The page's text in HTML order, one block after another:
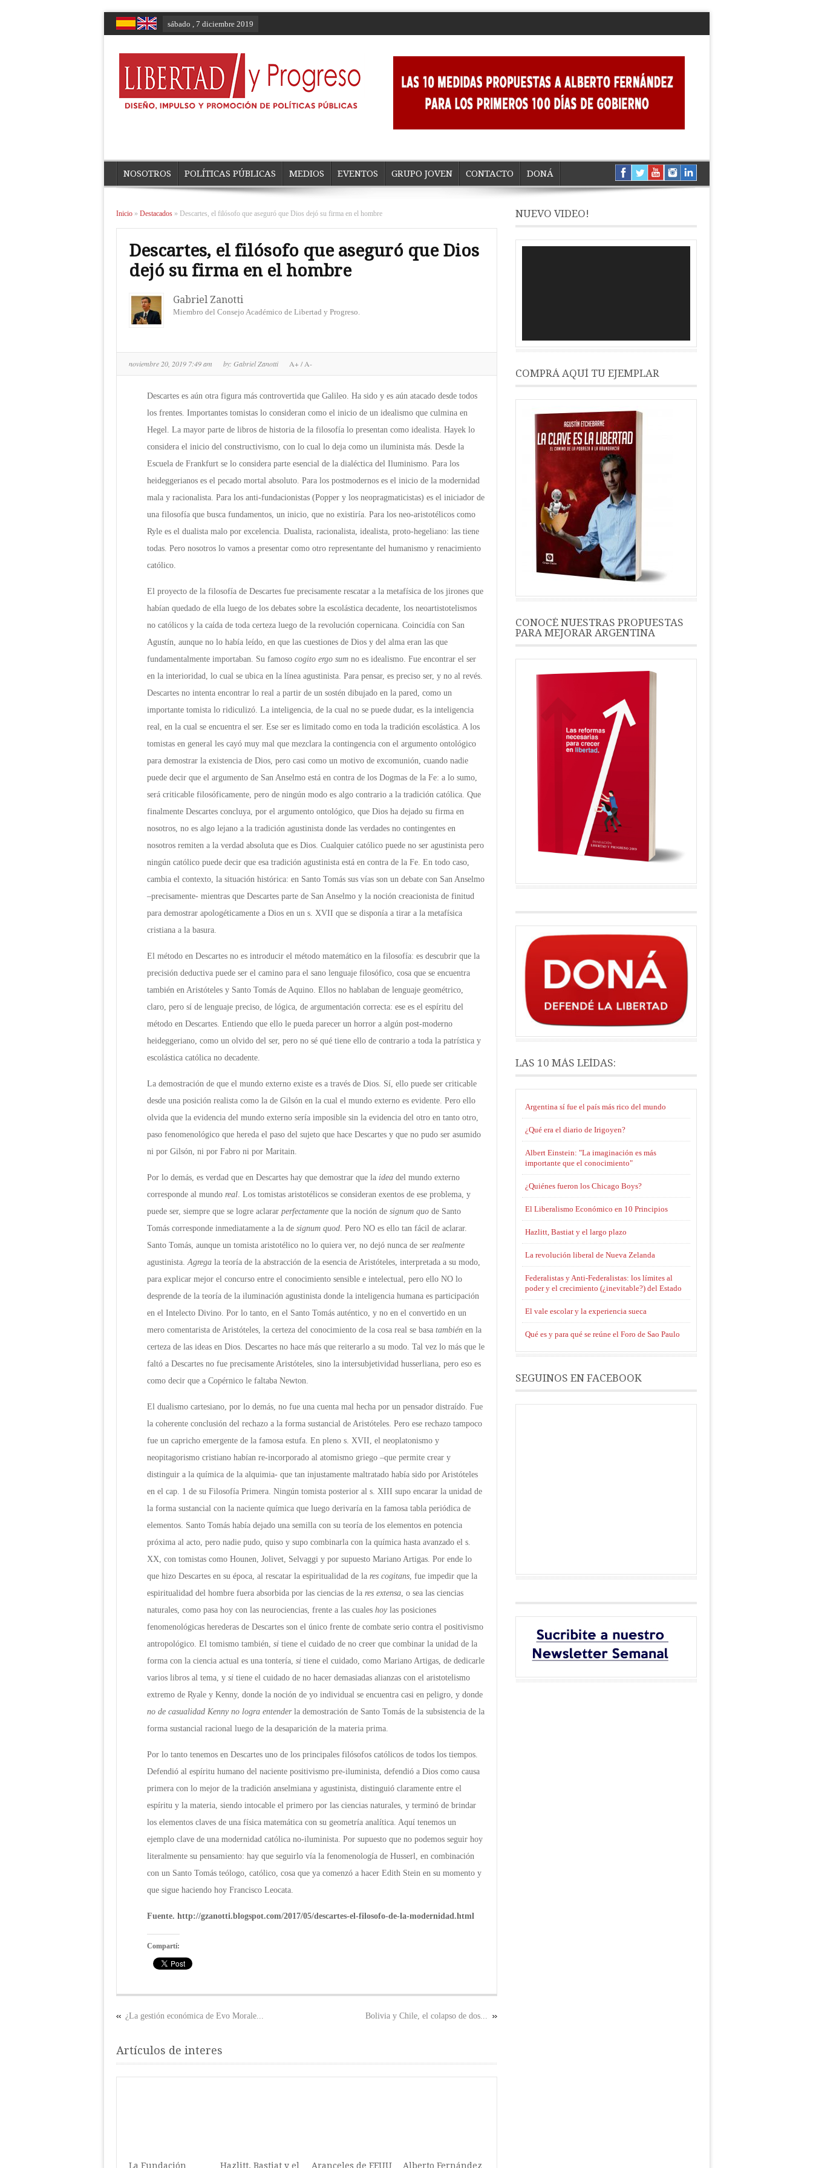
sábado , 7 diciembre 2019
NOSOTROS POLÍTICAS PÚBLICAS MEDIOS EVENTOS GRUPO JOVEN CONTACTO DONÁ
Inicio » Destacados » Descartes, el filósofo que aseguró que Dios dejó su firma en el hombre
Descartes, el filósofo que aseguró que Dios
dejó su firma en el hombre
Gabriel Zanotti
Miembro del Consejo Académico de Libertad y Progreso.
noviembre 20, 2019 7:49 am by: Gabriel Zanotti A+/A-
Descartes es aún otra figura más controvertida que Galileo. Ha sido y es aún atacado desde todos
los frentes. Importantes tomistas lo consideran como el inicio de un idealismo que culmina en
Hegel. La mayor parte de libros de historia de la filosofía lo presentan como idealista. Hayek lo
considera el inicio del constructivismo, con lo cual lo deja como un iluminista más. Desde la
Escuela de Frankfurt se lo considera parte esencial de la dialéctica del Iluminismo. Para los
heideggerianos es el pecado mortal absoluto. Para los postmodernos es el inicio de la modernidad
mala y racionalista. Para los anti-fundacionistas (Popper y los neopragmaticistas) es el iniciador de
una filosofía que busca fundamentos, un inicio, que no existiría. Para los neo-aristotélicos como
Ryle es el dualista malo por excelencia. Dualista, racionalista, idealista, proto-hegeliano: las tiene
todas. Pero nosotros lo vamos a presentar como otro representante del humanismo y renacimiento
católico.
El proyecto de la filosofía de Descartes fue precisamente rescatar a la metafísica de los jirones que
habían quedado de ella luego de los debates sobre la escolástica decadente, los neoartistotelismos
no católicos y la caída de toda certeza luego de la revolución copernicana. Coincidía con San
Agustín, aunque no lo había leído, en que las cuestiones de Dios y del alma eran las que
fundamentalmente importaban. Su famoso cogito ergo sum no es idealismo. Fue encontrar el ser
en la interioridad, lo cual se ubica en la línea agustinista. Para pensar, es preciso ser, y no al revés.
Descartes no intenta encontrar lo real a partir de un sostén dibujado en la pared, como un
importante tomista lo ridiculizó. La inteligencia, de la cual no se puede dudar, es la inteligencia
real, en la cual se encuentra el ser. Ese ser es limitado como en toda la tradición escolástica. A los
tomistas en general les cayó muy mal que mezclara la contingencia con el argumento ontológico
para demostrar la existencia de Dios, pero casi como un motivo de excomunión, cuando nadie
puede decir que el argumento de San Anselmo está en contra de los Dogmas de la Fe: a lo sumo,
será criticable filosóficamente, pero de ningún modo es algo contrario a la tradición católica. Que
finalmente Descartes concluya, por el argumento ontológico, que Dios ha dejado su firma en
nosotros, no es algo lejano a la tradición agustinista donde las verdades no contingentes en
nosotros remiten a la verdad absoluta que es Dios. Cualquier católico puede no ser agustinista pero
ningún católico puede decir que esa tradición agustinista está en contra de la Fe. En todo caso,
cambia el contexto, la situación histórica: en Santo Tomás sus vías son un debate con San Anselmo
–precisamente- mientras que Descartes parte de San Anselmo y la noción creacionista de finitud
para demostrar apologéticamente a Dios en un s. XVII que se disponía a tirar a la metafísica
cristiana a la basura.
El método en Descartes no es introducir el método matemático en la filosofía: es descubrir que la
precisión deductiva puede ser el camino para el sano lenguaje filosófico, cosa que se encuentra
también en Aristóteles y Santo Tomás de Aquino. Ellos no hablaban de lenguaje geométrico,
claro, pero sí de lenguaje preciso, de lógica, de argumentación correcta: ese es el espíritu del
método en Descartes. Entiendo que ello le pueda parecer un horror a algún post-moderno
heideggeriano, como un olvido del ser, pero no sé qué tiene ello de contrario a toda la patrística y
escolástica católica no decadente.
La demostración de que el mundo externo existe es a través de Dios. Sí, ello puede ser criticable
desde una posición realista como la de Gilsón en la cual el mundo externo es evidente. Pero ello
olvida que la evidencia del mundo externo sería imposible sin la evidencia del otro en tanto otro,
paso fenomenológico que hereda el paso del sujeto que hace Descartes y que no pudo ser asumido
ni por Gilsón, ni por Fabro ni por Maritain.
Por lo demás, es verdad que en Descartes hay que demostrar que la idea del mundo externo
corresponde al mundo real. Los tomistas aristotélicos se consideran exentos de ese problema, y
puede ser, siempre que se logre aclarar perfectamente que la noción de signum quo de Santo
Tomás corresponde inmediatamente a la de signum quod. Pero NO es ello tan fácil de aclarar.
Santo Tomás, aunque un tomista aristotélico no lo quiera ver, no dejó nunca de ser realmente
agustinista.Agrega la teoría de la abstracción de la esencia de Aristóteles, interpretada a su modo,
para explicar mejor el concurso entre el conocimiento sensible e intelectual, pero ello NO lo
desprende de la teoría de la iluminación agustinista donde la inteligencia humana es participación
en el Intelecto Divino. Por lo tanto, en el Santo Tomás auténtico, y no en el convertido en un
mero comentarista de Aristóteles, la certeza del conocimiento de la cosa real se basa también en la
certeza de las ideas en Dios. Descartes no hace más que reiterarlo a su modo. Tal vez lo más que le
faltó a Descartes no fue precisamente Aristóteles, sino la intersubjetividad husserliana, pero eso es
como decir que a Copérnico le faltaba Newton.
El dualismo cartesiano, por lo demás, no fue una cuenta mal hecha por un pensador distraído. Fue
la coherente conclusión del rechazo a la forma sustancial de Aristóteles. Pero ese rechazo tampoco
fue un capricho emergente de la famosa estufa. En pleno s. XVII, el neoplatonismo y
neopitagorismo cristiano habían re-incorporado al atomismo griego –que permite crear y
distinguir a la química de la alquimia- que tan injustamente maltratado había sido por Aristóteles
en el cap. 1 de su Filosofía Primera. Ningún tomista posterior al s. XIII supo encarar la unidad de
la forma sustancial con la naciente química que luego derivaría en la famosa tabla periódica de
elementos. Santo Tomás había dejado una semilla con su teoría de los elementos en potencia
próxima al acto, pero nadie pudo, quiso y supo combinarla con la química hasta avanzado el s.
XX, con tomistas como Hounen, Jolivet, Selvaggi y por supuesto Mariano Artigas. Por ende lo
que hizo Descartes en su época, al rescatar la espiritualidad de la res cogitans, fue impedir que la
espiritualidad del hombre fuera absorbida por las ciencias de la res extensa, o sea las ciencias
naturales, como pasa hoy con las neurociencias, frente a las cuales hoy las posiciones
fenomenológicas herederas de Descartes son el único frente de combate serio contra el positivismo
antropológico. El tomismo también, si tiene el cuidado de no creer que combinar la unidad de la
forma con la ciencia actual es una tontería, si tiene el cuidado, como Mariano Artigas, de dedicarle
varios libros al tema, y si tiene el cuidado de no hacer demasiadas alianzas con el aristotelismo
extremo de Ryale y Kenny, donde la noción de yo individual se encuentra casi en peligro, y donde
no de casualidad Kenny no logra entenderla demostración de Santo Tomás de la subsistencia de la
forma sustancial racional luego de la desaparición de la materia prima.
Por lo tanto tenemos en Descartes uno de los principales filósofos católicos de todos los tiempos.
Defendió al espíritu humano del naciente positivismo pre-iluminista, defendió a Dios como causa
primera con lo mejor de la tradición anselmiana y agustinista, distinguió claramente entre el
espíritu y la materia, siendo intocable el primero por las ciencias naturales, y terminó de brindar
los elementos claves de una física matemática con su geometría analítica. Aquí tenemos un
ejemplo clave de una modernidad católica no-iluminista. Por supuesto que no podemos seguir hoy
literalmente su pensamiento: hay que seguirlo vía la fenomenología de Husserl, en combinación
con un Santo Tomás teólogo, católico, cosa que ya comenzó a hacer Edith Stein en su momento y
que sigue haciendo hoy Francisco Leocata.
Fuente. http://gzanotti.blogspot.com/2017/05/descartes-el-filosofo-de-la-modernidad.html
Compartí:
Bolivia y Chile, el colapso de dos...
¿La gestión económica de Evo Morale...
Artículos de interes
La Fundación Hazlitt, Bastiat y el Aranceles de EEUU Alberto Fernández
NUEVO VIDEO!
COMPRÁ AQUÍ TU EJEMPLAR
CONOCÉ NUESTRAS PROPUESTAS
PARA MEJORAR ARGENTINA
LAS 10 MÁS LEÍDAS:
Argentina sí fue el país más rico del mundo
¿Qué era el diario de Irigoyen?
Albert Einstein: "La imaginación es más
importante que el conocimiento"
¿Quiénes fueron los Chicago Boys?
El Liberalismo Económico en 10 Principios
Hazlitt, Bastiat y el largo plazo
La revolución liberal de Nueva Zelanda
Federalistas y Anti-Federalistas: los límites al
poder y el crecimiento (¿inevitable?) del Estado
El vale escolar y la experiencia sueca
Qué es y para qué se reúne el Foro de Sao Paulo
SEGUINOS EN FACEBOOK